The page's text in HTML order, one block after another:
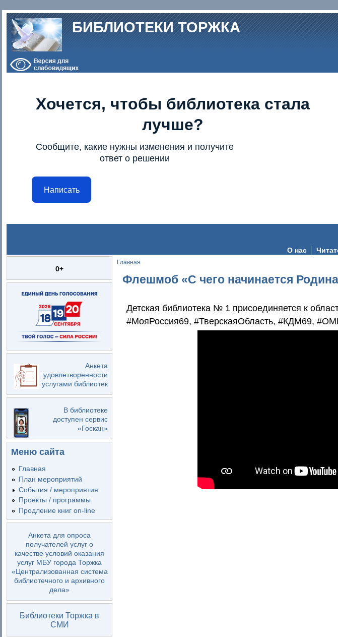
Перейти к основному содержанию
БИБЛИОТЕКИ ТОРЖКА
Хочется, чтобы библиотека стала
лучше?
Сообщите, какие нужны изменения и получите
ответ о решении
Написать
О нас
0+
Анкета
удовлетворенности
услугами библиотек
В библиотеке
доступен сервис
«Госкан»
Меню сайта
Главная
План мероприятий
События / мероприятия
Проекты / программы
Продление книг on-line
Анкета для опроса
получателей услуг о
качестве условий оказания
услуг МБУ города Торжка
«Централизованная система
библиотечного и архивного
дела»
Библиотеки Торжка в
СМИ
Главная
Флешмоб «С чего начинается
Детская библиотека № 1 присоединяется к
#МояРоссия69, #ТверскаяОбласть, #КДМ69,